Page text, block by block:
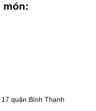
món:
quận Bình Thạnh